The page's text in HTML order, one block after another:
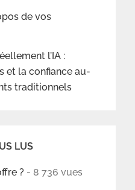
de vos
l’IA :
et la confiance au-
traditionnels
LUS
? - 8 736 vues